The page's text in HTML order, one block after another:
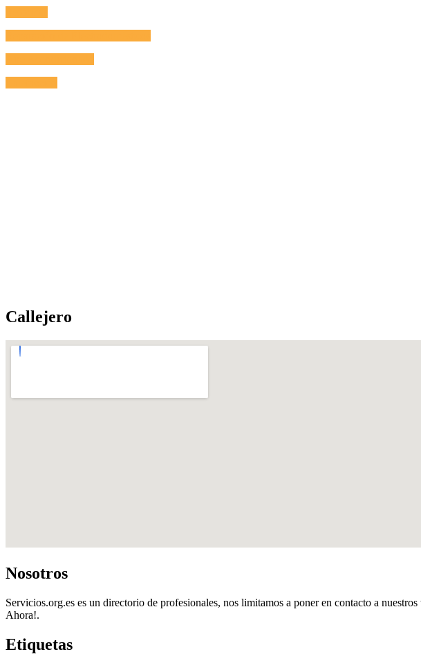
Callejero
Nosotros
Servicios.org.es es un directorio de profesionales, nos limitamos a poner en contacto a
Ahora!.
Etiquetas